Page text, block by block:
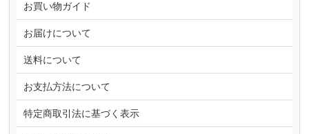
お買い物ガイド
お届けについて
送料について
お支払方法について
特定商取引法に基づく表示